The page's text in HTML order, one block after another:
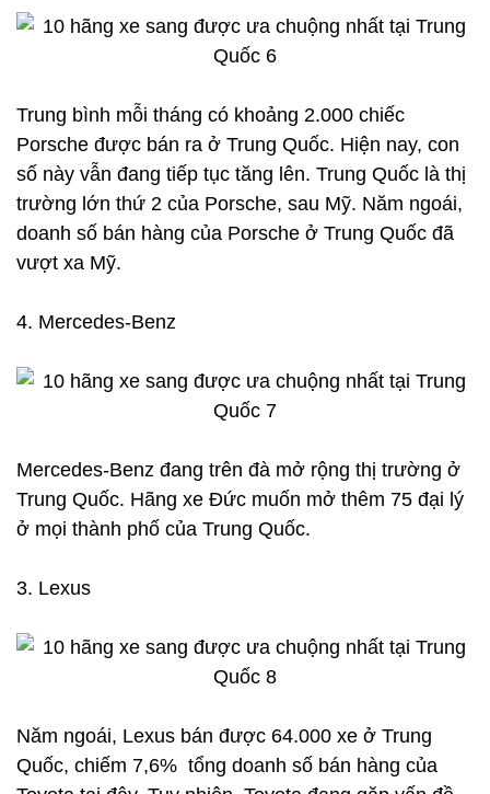
Trung bình mỗi tháng có khoảng 2.000 chiếc
Porsche được bán ra ở Trung Quốc. Hiện nay, con
số này vẫn đang tiếp tục tăng lên. Trung Quốc là thị
trường lớn thứ 2 của Porsche, sau Mỹ. Năm ngoái,
doanh số bán hàng của Porsche ở Trung Quốc đã
vượt xa Mỹ.
4. Mercedes-Benz
Mercedes-Benz đang trên đà mở rộng thị trường ở
Trung Quốc. Hãng xe Đức muốn mở thêm 75 đại lý
ở mọi thành phố của Trung Quốc.
3. Lexus
Năm ngoái, Lexus bán được 64.000 xe ở Trung
Quốc, chiếm 7,6% tổng doanh số bán hàng của